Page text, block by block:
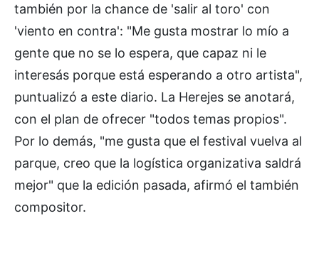
también por la chance de 'salir al toro' con
'viento en contra': "Me gusta mostrar lo mío a
gente que no se lo espera, que capaz ni le
interesás porque está esperando a otro artista",
puntualizó a este diario. La Herejes se anotará,
con el plan de ofrecer "todos temas propios".
Por lo demás, "me gusta que el festival vuelva al
parque, creo que la logística organizativa saldrá
mejor" que la edición pasada, afirmó el también
compositor.